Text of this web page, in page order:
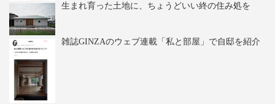
生まれ育った土地に、ちょうどいい終の住み処を
雑誌GINZAのウェブ連載「私と部屋」で自邸を紹介